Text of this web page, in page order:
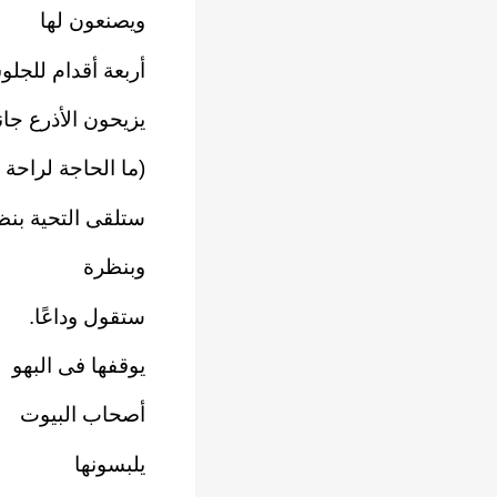
ويصنعون لها
أربعة أقدام
يزيحون الأذرع
(ما الحاجة لراحة
ستلقى التحية
وبنظرة
ستقول وداعًا.
يوقفها فى البهو
أصحاب البيوت
يلبسونها